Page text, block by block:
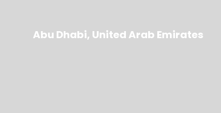
Abu Dhabi, United Arab Emirates